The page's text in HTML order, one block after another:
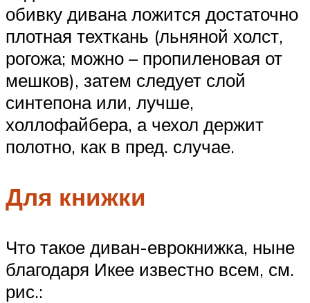
обивку дивана ложится достаточно
плотная техткань (льняной холст,
рогожа; можно – пропиленовая от
мешков), затем следует слой
синтепона или, лучше,
холлофайбера, а чехол держит
полотно, как в пред. случае.
Для книжки
Что такое диван-еврокнижка, ныне
благодаря Икее известно всем, см.
рис.: